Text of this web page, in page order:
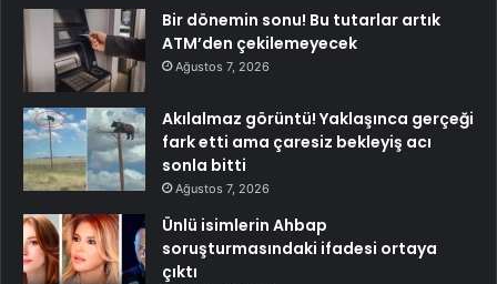
Bir dönemin sonu! Bu tutarlar artık
ATM’den çekilemeyecek
Ağustos 7, 2026
Akılalmaz görüntü! Yaklaşınca gerçeği
fark etti ama çaresiz bekleyiş acı
sonla bitti
Ağustos 7, 2026
Ünlü isimlerin Ahbap
soruşturmasındaki ifadesi ortaya
çıktı